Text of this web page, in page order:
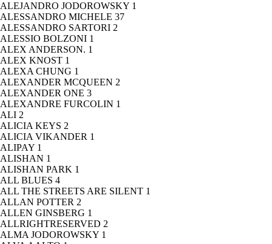
ALEJANDRO JODOROWSKY 1
ALESSANDRO MICHELE 37
ALESSANDRO SARTORI 2
ALESSIO BOLZONI 1
ALEX ANDERSON. 1
ALEX KNOST 1
ALEXA CHUNG 1
ALEXANDER MCQUEEN 2
ALEXANDER ONE 3
ALEXANDRE FURCOLIN 1
ALI 2
ALICIA KEYS 2
ALICIA VIKANDER 1
ALIPAY 1
ALISHAN 1
ALISHAN PARK 1
ALL BLUES 4
ALL THE STREETS ARE SILENT 1
ALLAN POTTER 2
ALLEN GINSBERG 1
ALLRIGHTRESERVED 2
ALMA JODOROWSKY 1